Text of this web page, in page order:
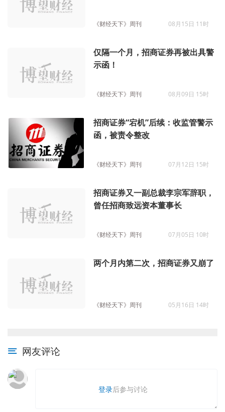
《财经天下》周刊 08月15日 11时
仅隔一个月，招商证券再被出具警
示函！
《财经天下》周刊 08月09日 15时
招商证券“宕机”后续：收监管警示
函，被责令整改
《财经天下》周刊 07月12日 15时
招商证券又一副总裁李宗军辞职，
曾任招商致远资本董事长
《财经天下》周刊 07月05日 10时
两个月内第二次，招商证券又崩了
《财经天下》周刊 05月16日 14时
网友评论
登录后参与讨论